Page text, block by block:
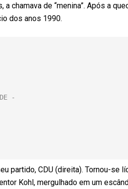
chamava de “menina”. Após a
dos anos 1990.
partido, CDU (direita). Tornou-se
Kohl, mergulhado em um